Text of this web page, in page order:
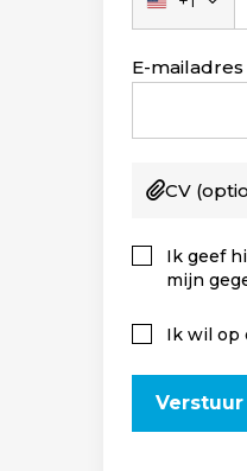
Verenigde
Staten
+1
E-mailadres
CV
Ik geef
mijn
Ik wil op